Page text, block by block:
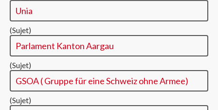
Unia
(Sujet)
Parlament Kanton Aargau
(Sujet)
GSOA ( Gruppe für eine Schweiz ohne Armee)
(Sujet)